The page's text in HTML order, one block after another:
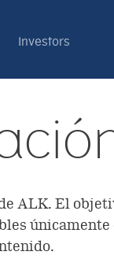
Investors
ALK. El